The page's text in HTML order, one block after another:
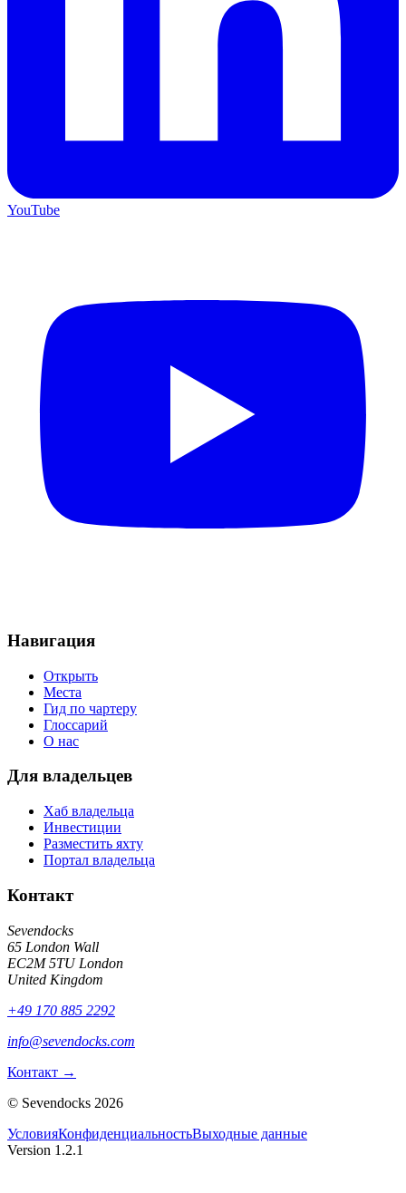
YouTube
Навигация
Открыть
Места
Гид по чартеру
Глоссарий
О нас
Для владельцев
Хаб владельца
Инвестиции
Разместить яхту
Портал владельца
Контакт
Sevendocks
65 London Wall
EC2M 5TU London
United Kingdom
+49 170 885 2292
info@sevendocks.com
Контакт →
© Sevendocks 2026
УсловияКонфиденциальностьВыходные данные
Version 1.2.1